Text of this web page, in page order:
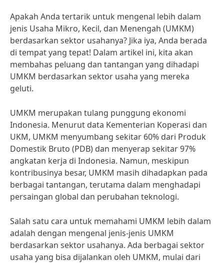
Apakah Anda tertarik untuk mengenal lebih dalam
jenis Usaha Mikro, Kecil, dan Menengah (UMKM)
berdasarkan sektor usahanya? Jika iya, Anda berada
di tempat yang tepat! Dalam artikel ini, kita akan
membahas peluang dan tantangan yang dihadapi
UMKM berdasarkan sektor usaha yang mereka
geluti.
UMKM merupakan tulang punggung ekonomi
Indonesia. Menurut data Kementerian Koperasi dan
UKM, UMKM menyumbang sekitar 60% dari Produk
Domestik Bruto (PDB) dan menyerap sekitar 97%
angkatan kerja di Indonesia. Namun, meskipun
kontribusinya besar, UMKM masih dihadapkan pada
berbagai tantangan, terutama dalam menghadapi
persaingan global dan perubahan teknologi.
Salah satu cara untuk memahami UMKM lebih dalam
adalah dengan mengenal jenis-jenis UMKM
berdasarkan sektor usahanya. Ada berbagai sektor
usaha yang bisa dijalankan oleh UMKM, mulai dari